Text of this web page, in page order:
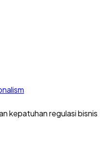
kepatuhan regulasi bisnis